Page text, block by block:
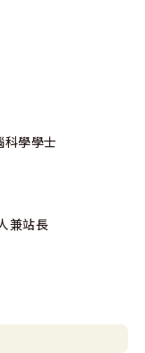
學學士
兼站長